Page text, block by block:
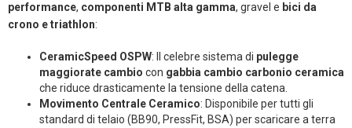
performance, componenti MTB alta gamma, gravel e bici da
crono e triathlon:
CeramicSpeed OSPW: Il celebre sistema di pulegge
maggiorate cambio con gabbia cambio carbonio ceramica
che riduce drasticamente la tensione della catena.
Movimento Centrale Ceramico: Disponibile per tutti gli
standard di telaio (BB90, PressFit, BSA) per scaricare a terra